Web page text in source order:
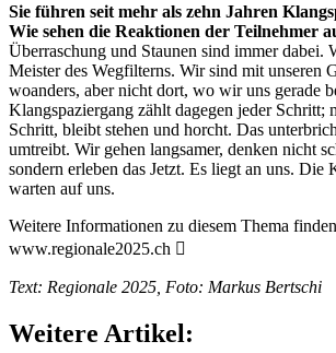
Sie führen seit mehr als zehn Jahren
Wie sehen die Reaktionen der Teilnehmer
Überraschung und Staunen sind immer dabei.
Meister des Wegfilterns. Wir sind mit unseren
woanders, aber nicht dort, wo wir uns gerade
Klangspaziergang zählt dagegen jeder Schritt;
Schritt, bleibt stehen und horcht. Das
umtreibt. Wir gehen langsamer, denken nicht
sondern erleben das Jetzt. Es liegt an uns. Die
warten auf uns.
Weitere Informationen zu diesem Thema
www.regionale2025.ch 
Text: Regionale 2025, Foto: Markus Bertschi
Weitere Artikel: